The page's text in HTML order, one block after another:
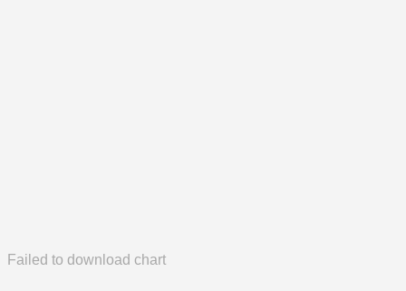
Failed to download chart